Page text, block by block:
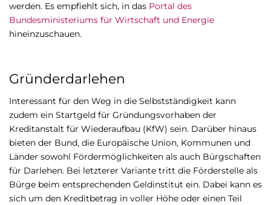
werden. Es empfiehlt sich, in das Portal des
Bundesministeriums für Wirtschaft und Energie
hineinzuschauen.
Gründerdarlehen
Interessant für den Weg in die Selbstständigkeit kann
zudem ein Startgeld für Gründungsvorhaben der
Kreditanstalt für Wiederaufbau (KfW) sein. Darüber hinaus
bieten der Bund, die Europäische Union, Kommunen und
Länder sowohl Fördermöglichkeiten als auch Bürgschaften
für Darlehen. Bei letzterer Variante tritt die Förderstelle als
Bürge beim entsprechenden Geldinstitut ein. Dabei kann es
sich um den Kreditbetrag in voller Höhe oder einen Teil